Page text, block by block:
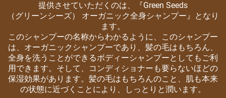
提供させていただくのは、『Green Seeds
（グリーンシーズ） オーガニック全身シャンプー』となり
ます。
このシャンプーの名称からわかるように、このシャンプー
は、オーガニックシャンプーであり、髪の毛はもちろん、
全身を洗うことができるボディーシャンプーとしてもご利
用できます。そして、コンディショナーも要らないほどの
保湿効果があります。髪の毛はもちろんのこと、肌も本来
の状態に近づくことにより、しっとりと潤います。